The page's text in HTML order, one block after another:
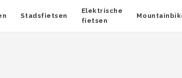
Stadsfietsen
Elektrische
fietsen